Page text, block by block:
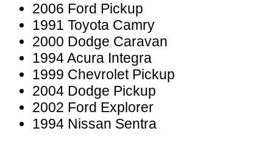
2006 Ford Pickup
1991 Toyota Camry
2000 Dodge Caravan
1994 Acura Integra
1999 Chevrolet Pickup
2004 Dodge Pickup
2002 Ford Explorer
1994 Nissan Sentra